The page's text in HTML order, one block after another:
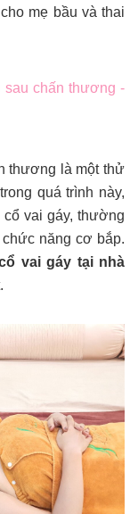
mẹ bầu và thai
sau chấn thương -
thương là một thử
quá trình này,
vai gáy, thường
năng cơ bắp.
vai gáy tại nhà